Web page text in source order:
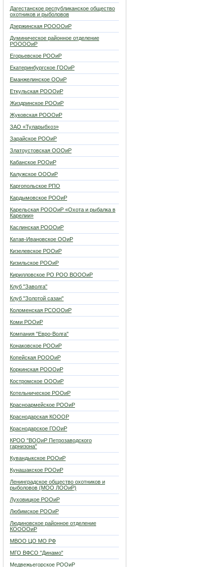
Дагестанское республиканское общество
охотников и рыболовов
Дзержинская РООООиР
Думиническое районное отделение
РООООиР
Егорьевское РООиР
Екатеринбургское ГООиР
Еманжелинское ООиР
Еткульская РОООиР
Жиздринское РООиР
Жуковская РОООиР
ЗАО «Туларыбхоз»
Зарайское РООиР
Златоустовская ОООиР
Кабанское РООиР
Калужское ОООиР
Каргопольское РПО
Кардымовское РООиР
Карельская РОООиР «Охота и рыбалка в
Карелии»
Каслинская РОООиР
Катав-Ивановское ООиР
Кизелевское РООиР
Кизильское РООиР
Кирилловское РО РОО ВОООиР
Клуб "Заволга"
Клуб "Золотой сазан"
Коломенская РСОООиР
Коми РООиР
Компания "Евро-Волга"
Конаковское РООиР
Копейская РОООиР
Коркинская РОООиР
Костромское ОООиР
Котельническое РООиР
Красноармейское РООиР
Краснодарская КОООР
Краснодарское ГООиР
КРОО "ВООиР Петрозаводского
гарнизона"
Кувандыкское РООиР
Кунашакское РООиР
Ленинградское общество охотников и
рыболовов (МОО ЛООиР)
Луховицкое РООиР
Любимское РООиР
Людиновское районное отделение
КООООиР
МВОО ЦО МО РФ
МГО ВФСО "Динамо"
Медвежьегорское РООиР